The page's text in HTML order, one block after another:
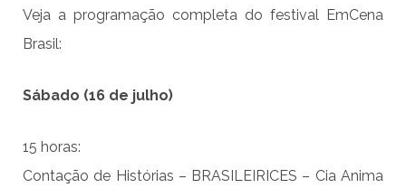
Veja a programação completa do festival EmCena
Brasil:
Sábado (16 de julho)
15 horas:
Contação de Histórias – BRASILEIRICES – Cia Anima